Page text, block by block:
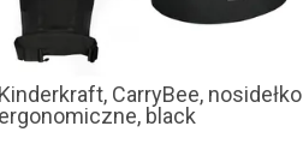
Kinderkraft, CarryBee, nosidełko
ergonomiczne, black